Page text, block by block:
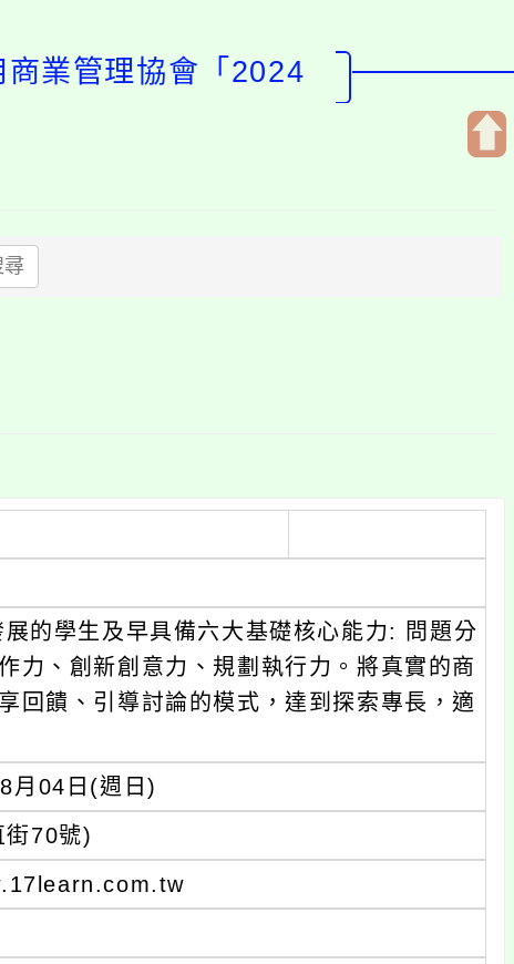
業管理協會「2024
尋
的學生及早具備六大基礎核心能力: 問題分
力、創新創意力、規劃執行力。將真實的商
回饋、引導討論的模式，達到探索專長，適
月04日(週日)
街70號)